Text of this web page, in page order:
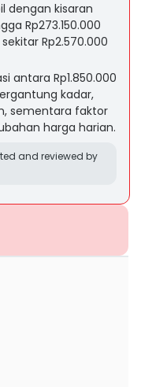
dengan kisaran
Rp273.150.000
Rp2.570.000
antara Rp1.850.000
kadar,
sementara faktor
harga harian.
and reviewed by